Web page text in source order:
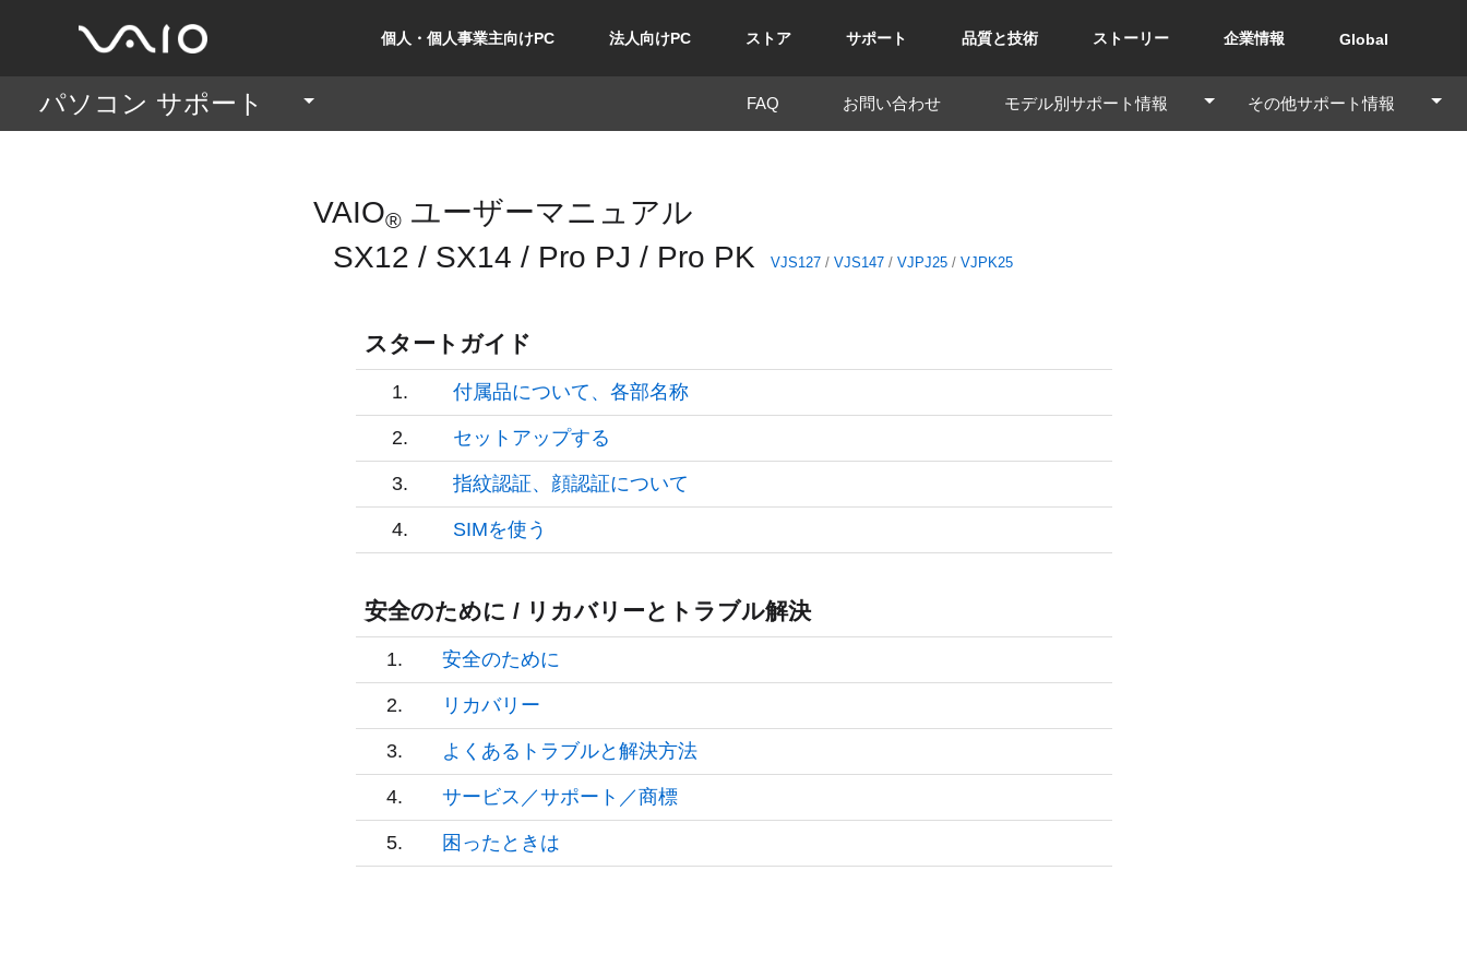
個人・個人事業主向けPC 法人向けPC ストア サポート 品質と技術 ストーリー 企業情報 Global
パソコン サポート FAQ お問い合わせ モデル別サポート情報 その他サポート情報
VAIO® ユーザーマニュアル
SX12 / SX14 / Pro PJ / Pro PK
VJS127 / VJS147 / VJPJ25 / VJPK25
スタートガイド
1. 付属品について、各部名称
2. セットアップする
3. 指紋認証、顔認証について
4. SIMを使う
安全のために / リカバリーとトラブル解決
1. 安全のために
2. リカバリー
3. よくあるトラブルと解決方法
4. サービス／サポート／商標
5. 困ったときは